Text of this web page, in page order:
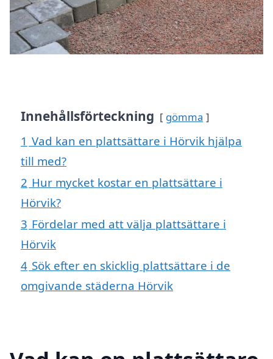
Innehållsförteckning gömma
1 Vad kan en plattsättare i Hörvik hjälpa
till med?
2 Hur mycket kostar en plattsättare i
Hörvik?
3 Fördelar med att välja plattsättare i
Hörvik
4 Sök efter en skicklig plattsättare i de
omgivande städerna Hörvik